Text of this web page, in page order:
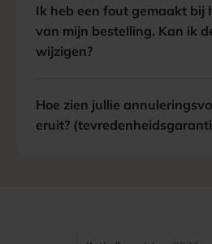
Ik heb een fout gemaakt bij
van mijn bestelling. Kan ik
wijzigen?
Hoe zien jullie
eruit?